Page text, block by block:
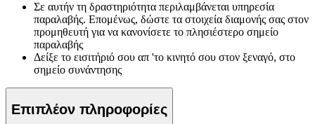
Σε αυτήν τη δραστηριότητα περιλαμβάνεται υπηρεσία
παραλαβής. Επομένως, δώστε τα στοιχεία διαμονής σας στον
προμηθευτή για να κανονίσετε το πλησιέστερο σημείο
παραλαβής
Δείξε το εισιτήριό σου απ 'το κινητό σου στον ξεναγό, στο
σημείο συνάντησης
Επιπλέον πληροφορίες